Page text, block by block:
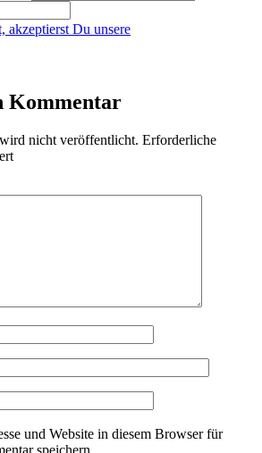
akzeptierst Du unsere
Kommentar
nicht veröffentlicht. Erforderliche
und Website in diesem Browser für
speichern.